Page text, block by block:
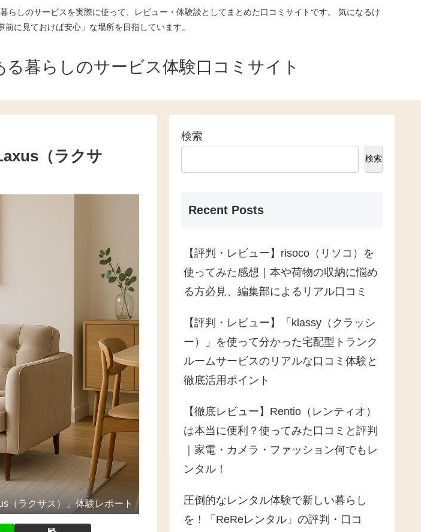
しのサービスを実際に使って、レビュー・体験談としてまとめた口コミサイトです。 気になるけ
に見ておけば安心」な場所を目指しています。
暮らしのサービス体験口コミサイト
（ラクサ
（ラクサス）」体験レポート
検索
検索
Recent Posts
【評判・レビュー】risoco（リソコ）を
使ってみた感想｜本や荷物の収納に悩め
る方必見、編集部によるリアル口コミ
【評判・レビュー】「klassy（クラッシ
ー）」を使って分かった宅配型トランク
ルームサービスのリアルな口コミ体験と
徹底活用ポイント
【徹底レビュー】Rentio（レンティオ）
は本当に便利？使ってみた口コミと評判
｜家電・カメラ・ファッション何でもレ
ンタル！
圧倒的なレンタル体験で新しい暮らし
を！「ReReレンタル」の評判・口コ